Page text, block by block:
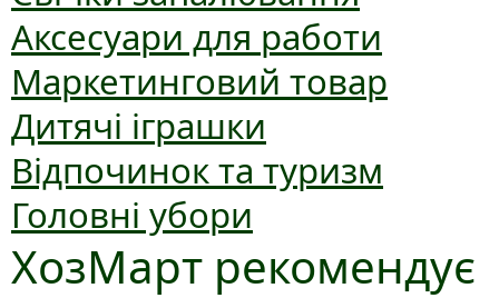
Аксесуари для работи
Маркетинговий товар
Дитячі іграшки
Відпочинок та туризм
Головні убори
ХозМарт рекомендує